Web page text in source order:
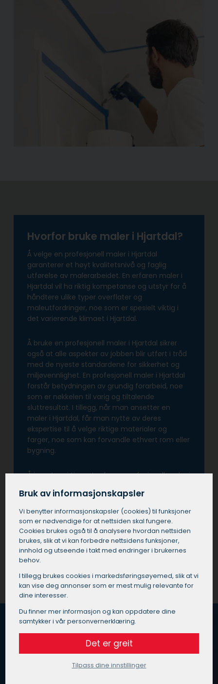
Hvorfor bruke maler i Hjartdal?
Å velge en profesjonell maler i Hjartdal
garanterer et høyt kvalitetsnivå og faglig
utførelse av malerarbeidet. En erfaren maler i
Hjartdal vil ha riktig kompetanse og utstyr for å
håndtere ulike typer overflater og
maleutfordringer, noe som er spesielt viktig i
det varierende klimaet i Hjartdal.
Å bruke en profesjonell maler i Hjartdal sikrer
også at alle aspekter av jobben blir utført i tråd
med de nyeste standardene for sikkerhet og
miljøvennlighet. En profesjonell maler i Hjartdal
forstår betydningen av grundig forarbeid, noe
som er nøkkelen til varig og tiltalende
sluttresultat. I tillegg, når man ansetter en
maler i Hjartdal, får man nytte av deres
ekspertise til å velge riktige materialer og
farger, noe som kan forvandle ethvert rom eller
bygning.
Å investere i tjenester fra en profesjonell maler i
fallgruvene som kan oppstå ved utføre
prosjektet selv eller ved å bruke ukvalifisert
personell.
Få et tilbud på maler i Hjartdal
Hvordan fungerer Maleoppdrag.no?
Vi vet at du er opptatt av god kvalitet, pris og service
Bruk av informasjonskapsler
Vi benytter informasjons­kapsler (cookies) til funksjoner
som er nødvendige for at nettsiden skal fungere.
Cookies brukes også til å analysere hvordan nettsiden
brukes, slik at vi kan forbedre nettsidens funksjoner,
innhold og utseende i takt med endringer i brukernes
behov.
I tillegg brukes cookies i markedsførings­øyemed, slik at vi
kan vise deg annonser som er mest mulig relevante for
dine interesser.
Du finner mer informasjon og kan oppdatere dine
samtykker i vår personvernerklæring.
Det er greit
Tilpass dine innstillinger